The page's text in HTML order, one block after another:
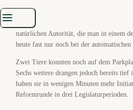
keine Kommission und keine 180 Seiten
schicken sechs Kühe. Ruhig,
natürlichen Autorität, die man in einem
heute fast nur noch bei der
Zwei Tiere konnten noch auf dem
Sechs weitere drangen jedoch bereits tief
haben sie in wenigen Minuten mehr
Reformrunde in drei Legislaturperioden.